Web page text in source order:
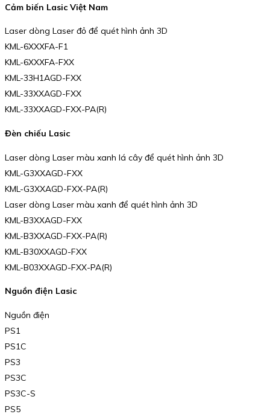
Cảm biến Lasic Việt Nam
Laser dòng Laser đỏ để quét hình ảnh 3D
KML-6XXXFA-F1
KML-6XXXFA-FXX
KML-33H1AGD-FXX
KML-33XXAGD-FXX
KML-33XXAGD-FXX-PA(R)
Đèn chiếu Lasic
Laser dòng Laser màu xanh lá cây để quét hình ảnh 3D
KML-G3XXAGD-FXX
KML-G3XXAGD-FXX-PA(R)
Laser dòng Laser màu xanh để quét hình ảnh 3D
KML-B3XXAGD-FXX
KML-B3XXAGD-FXX-PA(R)
KML-B30XXAGD-FXX
KML-B03XXAGD-FXX-PA(R)
Nguồn điện Lasic
Nguồn điện
PS1
PS1C
PS3
PS3C
PS3C-S
PS5